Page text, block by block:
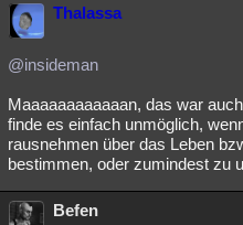
Thalassa
@insideman
Maaaaaaaaaaaan, das war
finde es einfach unmöglich,
rausnehmen über das Leben
bestimmen, oder zumindest zu
Befen